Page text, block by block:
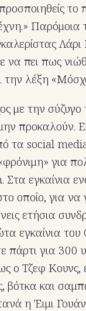
το
Παρόμοια
να πει πως
την λέξη
με την σύζυγο
προκαλούν.
τα social
για
Στα εγκαίνια
οποίο, για να
ετήσια
εγκαίνια του
πάρτι για 300
ο Τζεφ Κουνς,
βότκα και
η Έιμι